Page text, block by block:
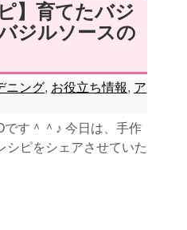
】育てたバジ
ジルソースの
ニング, お役立ち情報, ア
です＾＾♪ 今日は、手作
シピをシェアさせていた